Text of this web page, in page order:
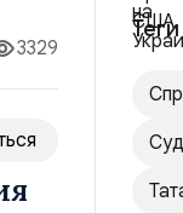
3329
Теги